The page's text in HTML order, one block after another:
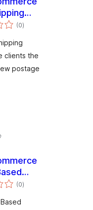
(0કુલ
રેટિંગ્સ
)
clients the
postage
(0કુલ
રેટિંગ્સ
)